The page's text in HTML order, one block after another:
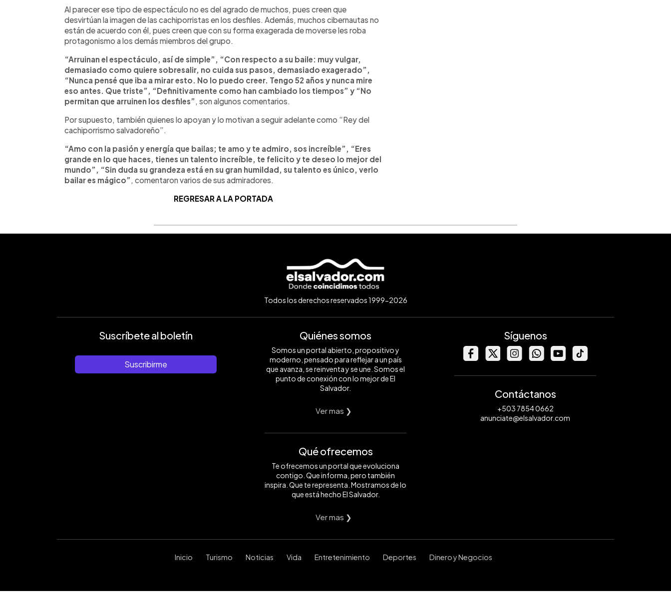
Al parecer ese tipo de espectáculo no es del agrado de muchos, pues creen que
desvirtúan la imagen de las cachiporristas en los desfiles. Además, muchos cibernautas no
están de acuerdo con él, pues creen que con su forma exagerada de moverse les roba
protagonismo a los demás miembros del grupo.
“Arruinan el espectáculo, así de simple”, “Con respecto a su baile: muy vulgar,
demasiado como quiere sobresalir, no cuida sus pasos, demasiado exagerado”,
“Nunca pensé que iba a mirar esto. No lo puedo creer. Tengo 52 años y nunca mire
eso antes. Que triste”, “Definitivamente como han cambiado los tiempos” y “No
permitan que arruinen los desfiles” , son algunos comentarios.
Por supuesto, también quienes lo apoyan y lo motivan a seguir adelante como “Rey del
cachiporrismo salvadoreño”.
“Amo con la pasión y energía que bailas; te amo y te admiro, sos increíble”, “Eres
grande en lo que haces, tienes un talento increíble, te felicito y te deseo lo mejor del
mundo”, “Sin duda su grandeza está en su gran humildad, su talento es único, verlo
bailar es mágico” , comentaron varios de sus admiradores.
REGRESAR A LA PORTADA
Todos los derechos reservados 1999-2026
Suscríbete al boletín
Suscribirme
Quiénes somos
Somos un portal abierto, propositivo y
moderno, pensado para reflejar a un país
que avanza, se reinventa y se une. Somos el
punto de conexión con lo mejor de El
Salvador.
Ver mas ❯
Qué ofrecemos
Te ofrecemos un portal que evoluciona
contigo. Que informa, pero también
inspira. Que te representa. Mostramos de lo
que está hecho El Salvador.
Ver mas ❯
Síguenos
Contáctanos
+503 7854 0662
anunciate@elsalvador.com
Inicio Turismo Noticias Vida Entretenimiento Deportes Dinero y Negocios